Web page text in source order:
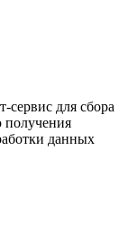
сервис для сбора
получения
данных